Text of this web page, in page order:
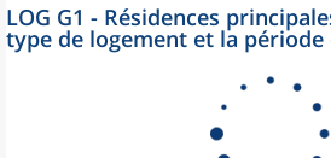
LOG G1 - Résidences
type de logement et la période